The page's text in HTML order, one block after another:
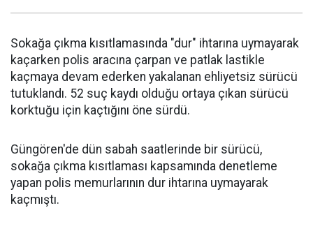
Sokağa çıkma kısıtlamasında "dur" ihtarına uymayarak
kaçarken polis aracına çarpan ve patlak lastikle
kaçmaya devam ederken yakalanan ehliyetsiz sürücü
tutuklandı. 52 suç kaydı olduğu ortaya çıkan sürücü
korktuğu için kaçtığını öne sürdü.
Güngören'de dün sabah saatlerinde bir sürücü,
sokağa çıkma kısıtlaması kapsamında denetleme
yapan polis memurlarının dur ihtarına uymayarak
kaçmıştı.